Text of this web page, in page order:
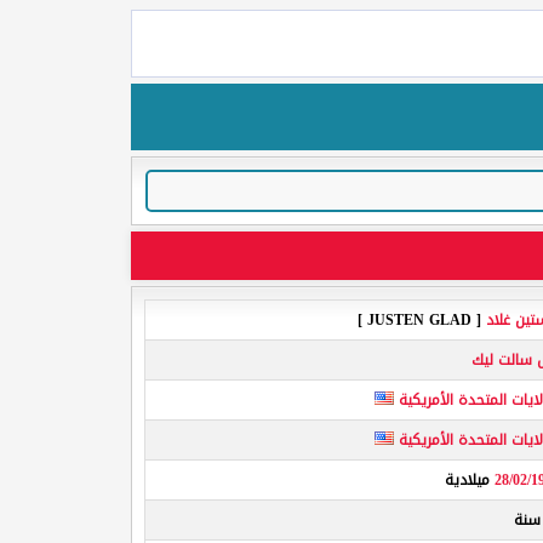
غلاد [ JUSTEN GLAD ]
سالت ليك
المتحدة الأمريكية
المتحدة الأمريكية
28/02/ميلادية